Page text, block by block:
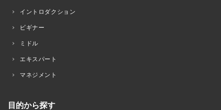
イントロダクション
ビギナー
ミドル
エキスパート
マネジメント
目的から探す